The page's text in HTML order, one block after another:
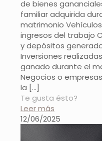
de bienes
familiar adquirida
matrimonio
ingresos del trabajo
y depósitos
Inversiones
ganado durante el
Negocios o
la […]
Te gusta ésto?
Leer más
12/06/2025